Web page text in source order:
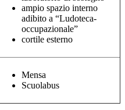
ampio spazio interno
adibito a “Ludoteca-
occupazionale”
cortile esterno
Mensa
Scuolabus